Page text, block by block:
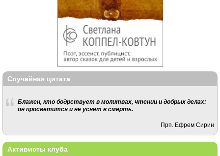
Случайная цитата
Блажен, кто бодрствует в молитвах, чтении и добрых делах:
он просветится и не уснет в смерть.
Прп. Ефрем Сирин
Активисты клуба